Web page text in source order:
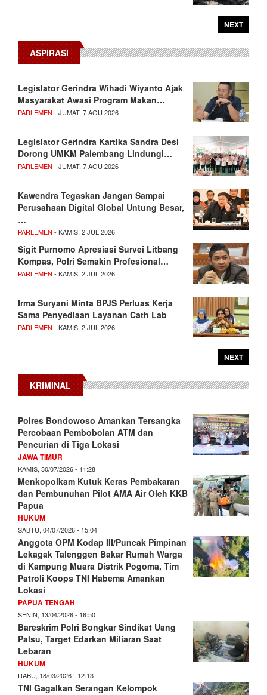
NEXT
ASPIRASI
Legislator Gerindra Wihadi Wiyanto Ajak
Masyarakat Awasi Program Makan…
PARLEMEN - JUMAT, 7 AGU 2026
Legislator Gerindra Kartika Sandra Desi
Dorong UMKM Palembang Lindungi…
PARLEMEN - JUMAT, 7 AGU 2026
Kawendra Tegaskan Jangan Sampai
Perusahaan Digital Global Untung Besar,
…
PARLEMEN - KAMIS, 2 JUL 2026
Sigit Purnomo Apresiasi Survei Litbang
Kompas, Polri Semakin Profesional…
PARLEMEN - KAMIS, 2 JUL 2026
Irma Suryani Minta BPJS Perluas Kerja
Sama Penyediaan Layanan Cath Lab
PARLEMEN - KAMIS, 2 JUL 2026
NEXT
KRIMINAL
Polres Bondowoso Amankan Tersangka
Percobaan Pembobolan ATM dan
Pencurian di Tiga Lokasi
JAWA TIMUR
KAMIS, 30/07/2026 - 11:28
Menkopolkam Kutuk Keras Pembakaran
dan Pembunuhan Pilot AMA Air Oleh KKB
Papua
HUKUM
SABTU, 04/07/2026 - 15:04
Anggota OPM Kodap III/Puncak Pimpinan
Lekagak Talenggen Bakar Rumah Warga
di Kampung Muara Distrik Pogoma, Tim
Patroli Koops TNI Habema Amankan
Lokasi
PAPUA TENGAH
SENIN, 13/04/2026 - 16:50
Bareskrim Polri Bongkar Sindikat Uang
Palsu, Target Edarkan Miliaran Saat
Lebaran
HUKUM
RABU, 18/03/2026 - 12:13
TNI Gagalkan Serangan Kelompok